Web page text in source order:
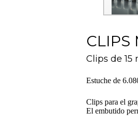
CLIPS
Clips de
Estuche de
Clips para el
El embutido